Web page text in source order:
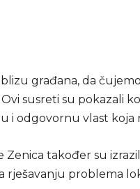
blizu građana, da
susreti su pokazali
i odgovornu vlast koja
Zenica također su
rješavanju problema